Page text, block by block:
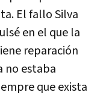
El fallo Silva
en el que la
reparación
no estaba
que exista